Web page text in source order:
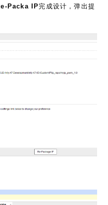
Packa IP完成设计，弹出提